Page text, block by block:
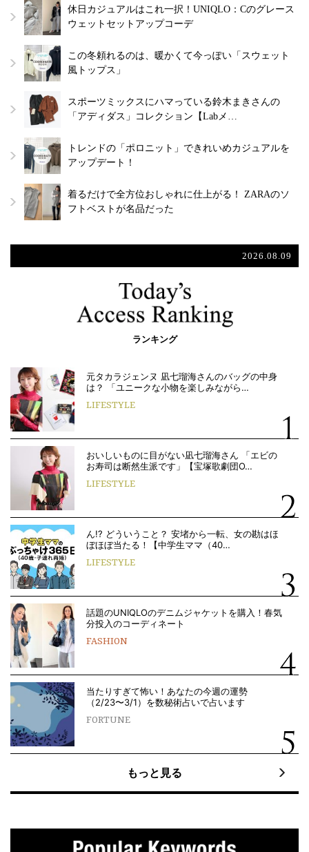
休日カジュアルはこれ一択！UNIQLO：Cのグレース
ウェットセットアップコーデ
この冬頼れるのは、暖かくて今っぽい「スウェット
風トップス」
スポーツミックスにハマっている鈴木まきさんの
「アディダス」コレクション【Labメ…
トレンドの「ポロニット」できれいめカジュアルを
アップデート！
着るだけで全方位おしゃれに仕上がる！ ZARAのソ
フトベストが名品だった
2026.08.09
ランキング
元タカラジェンヌ 凪七瑠海さんのバッグの中身
は？ 「ユニークな小物を楽しみながら…
LIFESTYLE
おいしいものに目がない凪七瑠海さん 「エビの
お寿司は断然生派です」【宝塚歌劇団O…
LIFESTYLE
ん!? どういうこと？ 安堵から一転、女の勘はほ
ぼほぼ当たる！【中学生ママ（40…
LIFESTYLE
話題のUNIQLOのデニムジャケットを購入！春気
分投入のコーディネート
FASHION
当たりすぎて怖い！あなたの今週の運勢
（2/23〜3/1）を数秘術占いで占います
FORTUNE
もっと見る